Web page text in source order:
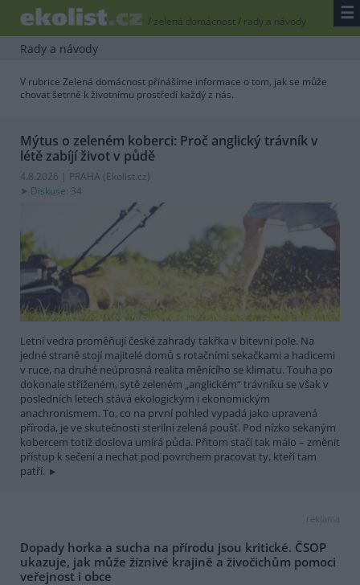
/ zelená domácnost/ rady a návody ☰
Rady a návody
V rubrice Zelená domácnost přinášíme informace o tom, jak se může
chovat šetrně k životnímu prostředí každý z nás.
Mýtus o zeleném koberci: Proč anglický trávník v
létě zabíjí život v půdě
4.8.2026 | PRAHA (Ekolist.cz)
Diskuse: 34
Letní vedra proměňují české zahrady takřka v bitevní pole. Na
jedné straně stojí majitelé domů s rotačními sekačkami a hadicemi
v ruce, na druhé neúprosná realita měnícího se klimatu. Touha po
dokonale střiženém, sytě zeleném „anglickém“ trávníku se však v
posledních letech stává ekologickým i ekonomickým
anachronismem. To, co na první pohled vypadá jako upravená
příroda, je ve skutečnosti sterilní zelená poušť. Pod nízko sekaným
kobercem totiž doslova umírá půda. Přitom stačí tak málo – změnit
přístup k sečení a nechat pod povrchem pracovat ty, kteří tam
patří.
reklama
Dopady horka a sucha na přírodu jsou kritické. ČSOP
ukazuje, jak může žíznivé krajině a živočichům pomoci
veřejnost i obce